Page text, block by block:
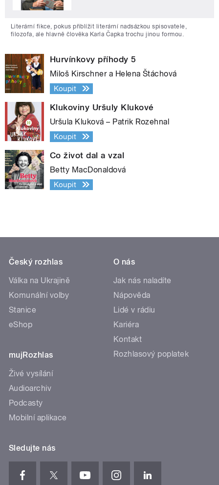
Literární fikce, pokus přiblížit literární nadsázkou spisovatele,
filozofa, ale hlavně člověka Karla Čapka trochu jinou formou.
Hurvínkovy příhody 5
Miloš Kirschner a Helena Štáchová
Koupit
Klukoviny Uršuly Klukové
Uršula Kluková – Patrik Rozehnal
Koupit
Co život dal a vzal
Betty MacDonaldová
Koupit
Český rozhlas
Válka na Ukrajině
Komunální volby
Stanice
eShop
mujRozhlas
Živé vysílání
Audioarchiv
Podcasty
Mobilní aplikace
O nás
Jak nás naladíte
Nápověda
Lidé v rádiu
Kariéra
Kontakt
Rozhlasový poplatek
Sledujte nás